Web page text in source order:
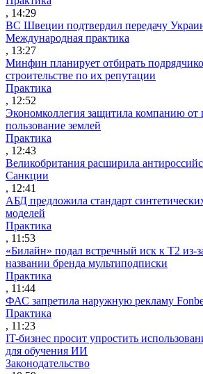
, 14:29
ВС Швеции подтвердил передачу
Международная практика
, 13:27
Минфин планирует отбирать
строительстве по их репутации
Практика
, 12:52
Экономколлегия защитила компанию от
пользование землей
Практика
, 12:43
Великобритания расширила
Санкции
, 12:41
АБД предложила стандарт
моделей
Практика
, 11:53
«Билайн» подал встречный иск к Т2 из-
названии бренда мультиподписки
Практика
, 11:44
ФАС запретила наружную рекламу
Практика
, 11:23
IT-бизнес просит упростить
для обучения ИИ
Законодательство